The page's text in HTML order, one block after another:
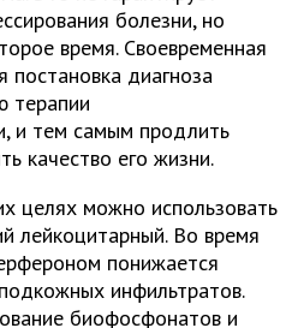
болезни, но
время. Своевременная
постановка диагноза
терапии
и тем самым продлить
качество его жизни.
целях можно использовать
лейкоцитарный. Во время
понижается
инфильтратов.
биофосфонатов и